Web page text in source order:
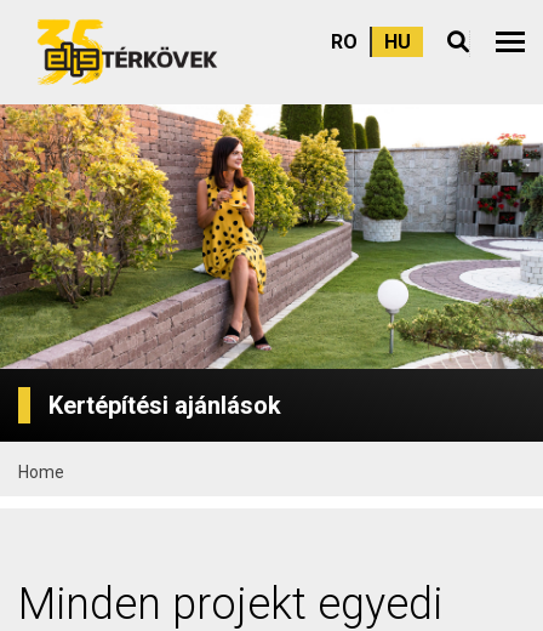
RO HU
Kertépítési ajánlások
Home
Minden projekt egyedi